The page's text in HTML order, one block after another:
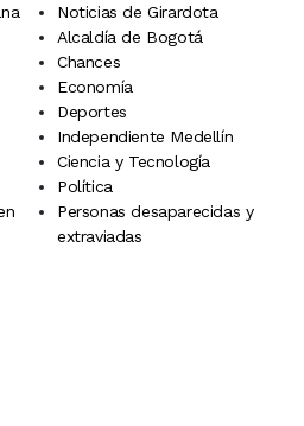
Noticias de Girardota
Alcaldía de Bogotá
Chances
Economía
Deportes
Independiente Medellín
Ciencia y Tecnología
Política
Personas desaparecidas y
extraviadas